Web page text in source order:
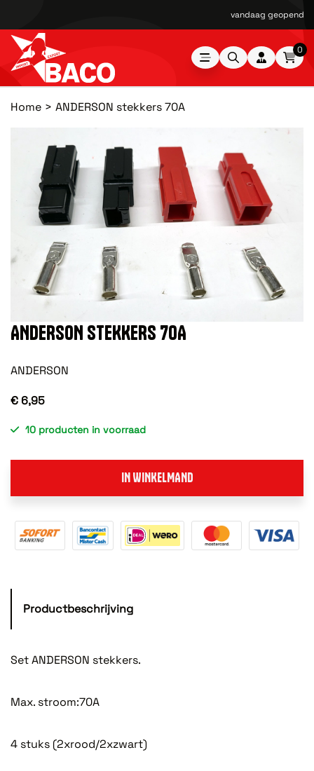
vandaag geopend
0
Home ANDERSON stekkers 70A
ANDERSON STEKKERS 70A
ANDERSON
€ 6,95
10 producten in voorraad
IN WINKELMAND
Productbeschrijving
Set ANDERSON stekkers.
Max. stroom:70A
4 stuks (2xrood/2xzwart)